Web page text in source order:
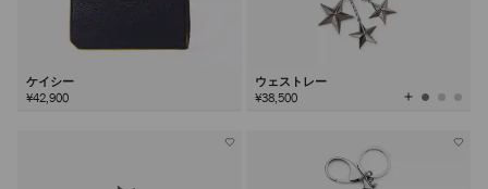
ケイシー
¥42,900
ウェストレー
¥38,500
全
て